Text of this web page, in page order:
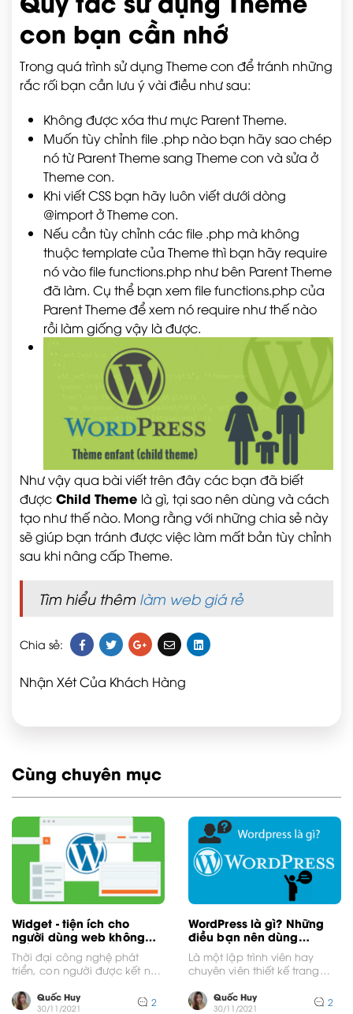
con bạn cần nhớ
Trong quá trình sử dụng Theme con để tránh những
rắc rối bạn cần lưu ý vài điều như sau:
Không được xóa thư mực Parent Theme.
Muốn tùy chỉnh file .php nào bạn hãy sao chép
nó từ Parent Theme sang Theme con và sửa ở
Theme con.
Khi viết CSS bạn hãy luôn viết dưới dòng
@import ở Theme con.
Nếu cần tùy chỉnh các file .php mà không
thuộc template của Theme thì bạn hãy require
nó vào file functions.php như bên Parent Theme
đã làm. Cụ thể bạn xem file functions.php của
Parent Theme để xem nó require như thế nào
rồi làm giống vậy là được.
Như vậy qua bài viết trên đây các bạn đã biết
được Child Theme là gì, tại sao nên dùng và cách
tạo như thế nào. Mong rằng với những chia sẻ này
sẽ giúp bạn tránh được việc làm mất bản tùy chỉnh
sau khi nâng cấp Theme.
Tìm hiểu thêm làm web giá rẻ
Chia sẻ:
Nhận Xét Của Khách Hàng
Cùng chuyên mục
Widget - tiện ích cho
người dùng web không
thể bỏ qua
Thời đại công nghệ phát
triển, con người được kết nối
nhiều hơn....
Quốc Huy
30/11/2021 2
WordPress là gì? Những
điều bạn nên dùng
WordPress.
Là một lập trình viên hay
chuyên viên thiết kế trang
WordPress...
Quốc Huy
30/11/2021 2